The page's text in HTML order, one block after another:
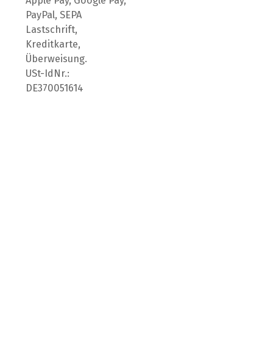
PayPal, SEPA
Lastschrift,
Kreditkarte,
Überweisung.
USt-IdNr.:
DE370051614